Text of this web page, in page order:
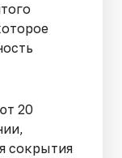
20
сокрытия